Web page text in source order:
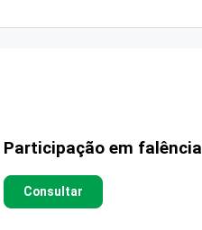
Participação em falência
Consultar